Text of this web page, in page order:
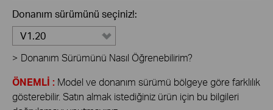
Donanım sürümünü seçiniz!:
V1.20
> Donanım Sürümünü Nasıl Öğrenebilirim?
ÖNEMLİ : Model ve donanım sürümü bölgeye göre farklılık
gösterebilir. Satın almak istediğiniz ürün için bu bilgileri